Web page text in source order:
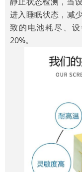
进入睡眠状态，减
致的电池耗尽、
20%。